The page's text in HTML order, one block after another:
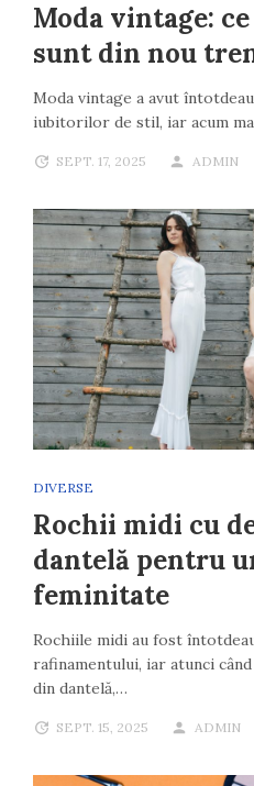
Moda vintage:
sunt din nou
Moda vintage a avut
iubitorilor de stil, iar acum
SEPT. 17, 2025 ADMIN
DIVERSE
Rochii midi cu
dantelă pentru
feminitate
Rochiile midi au fost
rafinamentului, iar atunci
din dantelă,…
SEPT. 15, 2025 ADMIN